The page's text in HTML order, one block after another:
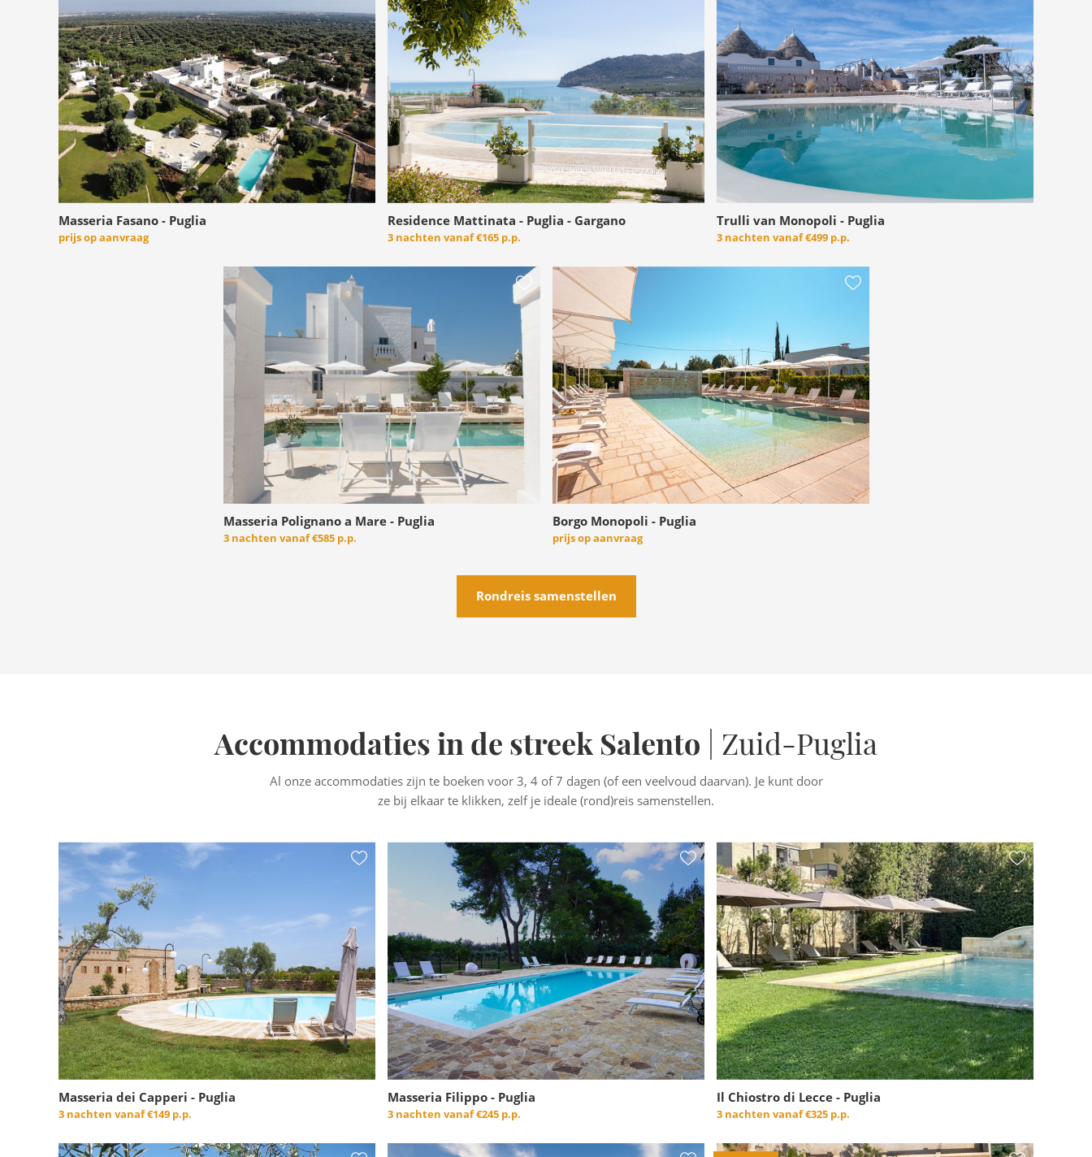
Masseria Fasano - Puglia
prijs op aanvraag
Residence Mattinata - Puglia - Gargano
3 nachten vanaf€165 p.p.
Trulli van Monopoli - Puglia
3 nachten vanaf€499 p.p.
Masseria Polignano a Mare - Puglia
3 nachten vanaf€585 p.p.
Borgo Monopoli - Puglia
prijs op aanvraag
Rondreis samenstellen
Accommodaties in de streek Salento | Zuid-Puglia
Al onze accommodaties zijn te boeken voor 3, 4 of 7 dagen (of een veelvoud daarvan). Je kunt door
ze bij elkaar te klikken, zelf je ideale (rond)reis samenstellen.
Masseria dei Capperi - Puglia
3 nachten vanaf€149 p.p.
Masseria Filippo - Puglia
3 nachten vanaf€245 p.p.
Il Chiostro di Lecce - Puglia
3 nachten vanaf€325 p.p.